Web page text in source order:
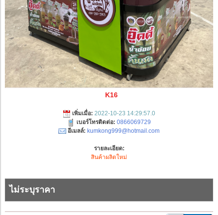
K16
เพิ่มเมื่อ: 2022-10-23 14:29:57.0
เบอร์โทรติดต่อ: 0866069729
อีเมลล์: kumkong999@hotmail.com
รายละเอียด:
สินค้าผลิตใหม่
ไม่ระบุราคา